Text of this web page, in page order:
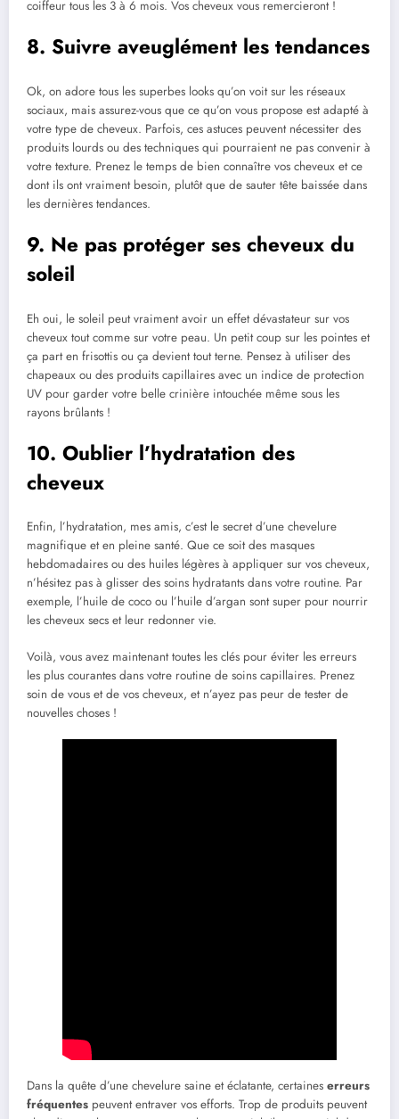
coiffeur tous les 3 à 6 mois. Vos cheveux vous remercieront !
8. Suivre aveuglément les tendances
Ok, on adore tous les superbes looks qu’on voit sur les réseaux
sociaux, mais assurez-vous que ce qu’on vous propose est adapté à
votre type de cheveux. Parfois, ces astuces peuvent nécessiter des
produits lourds ou des techniques qui pourraient ne pas convenir à
votre texture. Prenez le temps de bien connaître vos cheveux et ce
dont ils ont vraiment besoin, plutôt que de sauter tête baissée dans
les dernières tendances.
9. Ne pas protéger ses cheveux du
soleil
Eh oui, le soleil peut vraiment avoir un effet dévastateur sur vos
cheveux tout comme sur votre peau. Un petit coup sur les pointes et
ça part en frisottis ou ça devient tout terne. Pensez à utiliser des
chapeaux ou des produits capillaires avec un indice de protection
UV pour garder votre belle crinière intouchée même sous les
rayons brûlants !
10. Oublier l’hydratation des
cheveux
Enfin, l’hydratation, mes amis, c’est le secret d’une chevelure
magnifique et en pleine santé. Que ce soit des masques
hebdomadaires ou des huiles légères à appliquer sur vos cheveux,
n’hésitez pas à glisser des soins hydratants dans votre routine. Par
exemple, l’huile de coco ou l’huile d’argan sont super pour nourrir
les cheveux secs et leur redonner vie.
Voilà, vous avez maintenant toutes les clés pour éviter les erreurs
les plus courantes dans votre routine de soins capillaires. Prenez
soin de vous et de vos cheveux, et n’ayez pas peur de tester de
nouvelles choses !
Dans la quête d’une chevelure saine et éclatante, certaines erreurs
fréquentes peuvent entraver vos efforts. Trop de produits peuvent